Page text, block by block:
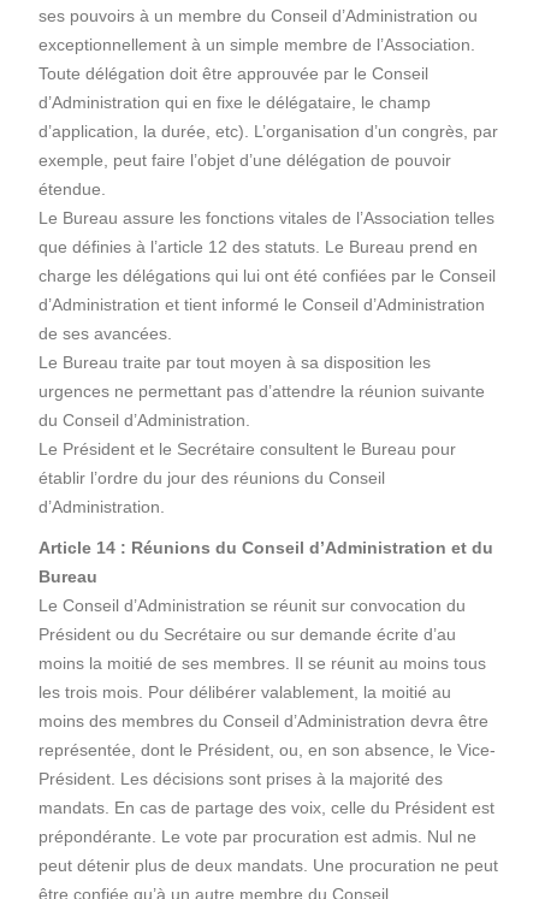
ses pouvoirs à un membre du Conseil d’Administration ou
exceptionnellement à un simple membre de l’Association.
Toute délégation doit être approuvée par le Conseil
d’Administration qui en fixe le délégataire, le champ
d’application, la durée, etc). L’organisation d’un congrès, par
exemple, peut faire l’objet d’une délégation de pouvoir
étendue.
Le Bureau assure les fonctions vitales de l’Association telles
que définies à l’article 12 des statuts. Le Bureau prend en
charge les délégations qui lui ont été confiées par le Conseil
d’Administration et tient informé le Conseil d’Administration
de ses avancées.
Le Bureau traite par tout moyen à sa disposition les
urgences ne permettant pas d’attendre la réunion suivante
du Conseil d’Administration.
Le Président et le Secrétaire consultent le Bureau pour
établir l’ordre du jour des réunions du Conseil
d’Administration.
Article 14 : Réunions du Conseil d’Administration et du
Bureau
Le Conseil d’Administration se réunit sur convocation du
Président ou du Secrétaire ou sur demande écrite d’au
moins la moitié de ses membres. Il se réunit au moins tous
les trois mois. Pour délibérer valablement, la moitié au
moins des membres du Conseil d’Administration devra être
représentée, dont le Président, ou, en son absence, le Vice-
Président. Les décisions sont prises à la majorité des
mandats. En cas de partage des voix, celle du Président est
prépondérante. Le vote par procuration est admis. Nul ne
peut détenir plus de deux mandats. Une procuration ne peut
être confiée qu’à un autre membre du Conseil